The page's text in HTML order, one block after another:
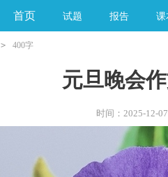
首页 试题 报告 课
> 400字
元旦晚会
时间：2025-12-